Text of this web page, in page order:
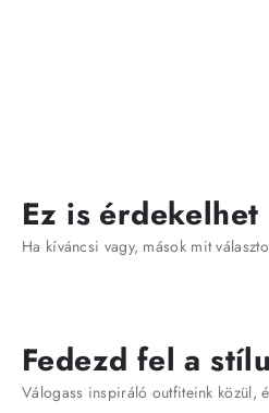
Ez is érdekelhet
Ha kíváncsi vagy, mások mit
Fedezd fel a
Válogass inspiráló outfiteink közül,